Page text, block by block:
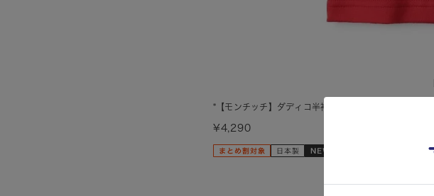
*【モンチッチ】ダディコ半袖Tシャツレッド
¥4,290